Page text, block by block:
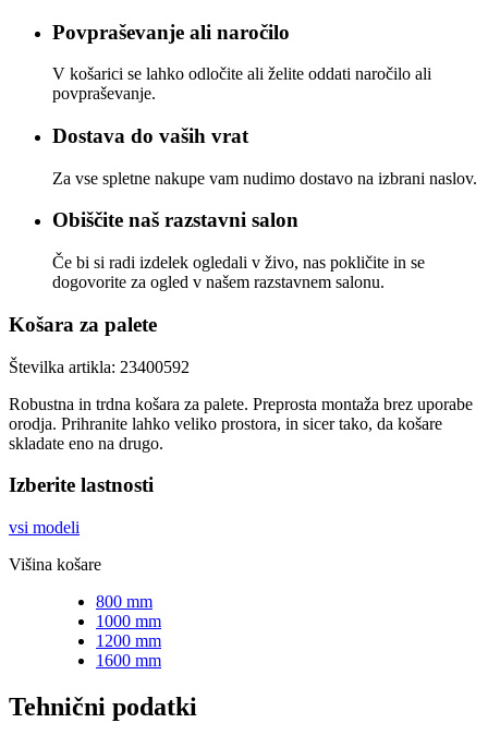
Povpraševanje ali naročilo
V košarici se lahko odločite ali želite oddati naročilo ali
povpraševanje.
Dostava do vaših vrat
Za vse spletne nakupe vam nudimo dostavo na izbrani naslov.
Obiščite naš razstavni salon
Če bi si radi izdelek ogledali v živo, nas pokličite in se
dogovorite za ogled v našem razstavnem salonu.
Košara za palete
Številka artikla: 23400592
Robustna in trdna košara za palete. Preprosta montaža brez uporabe
orodja. Prihranite lahko veliko prostora, in sicer tako, da košare
skladate eno na drugo.
Izberite lastnosti
vsi modeli
Višina košare
800 mm
1000 mm
1200 mm
1600 mm
Tehnični podatki